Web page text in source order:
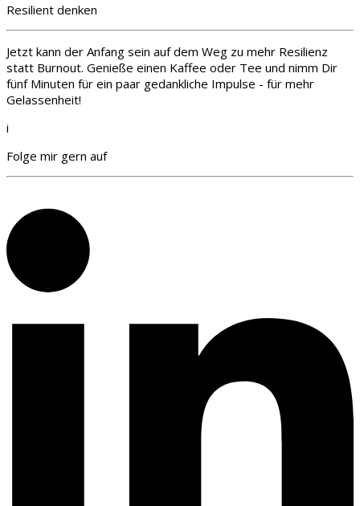
Resilient denken
Jetzt kann der Anfang sein auf dem Weg zu mehr Resilienz
statt Burnout. Genieße einen Kaffee oder Tee und nimm Dir
fünf Minuten für ein paar gedankliche Impulse - für mehr
Gelassenheit!
i
Folge mir gern auf